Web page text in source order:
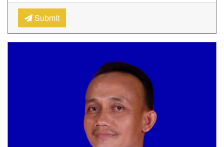
Submit